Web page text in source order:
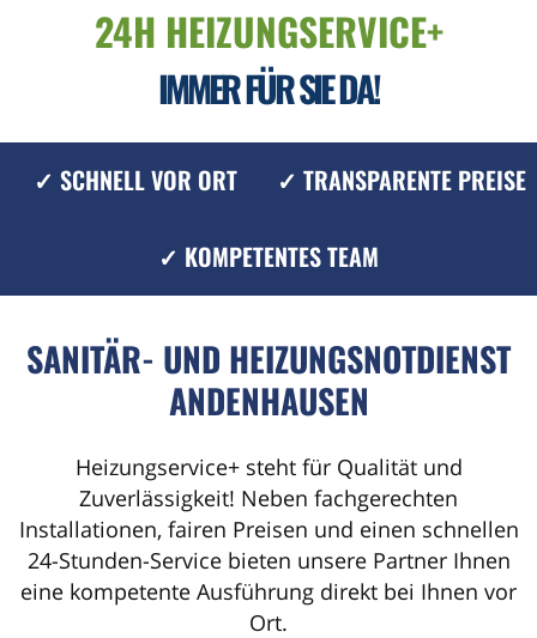
24H HEIZUNGSERVICE+
IMMER FÜR SIE DA!
✓ SCHNELL VOR ORT ✓ TRANSPARENTE PREISE
✓ KOMPETENTES TEAM
SANITÄR- UND HEIZUNGSNOTDIENST
ANDENHAUSEN
Heizungservice+ steht für Qualität und
Zuverlässigkeit! Neben fachgerechten
Installationen, fairen Preisen und einen schnellen
24-Stunden-Service bieten unsere Partner Ihnen
eine kompetente Ausführung direkt bei Ihnen vor
Ort.